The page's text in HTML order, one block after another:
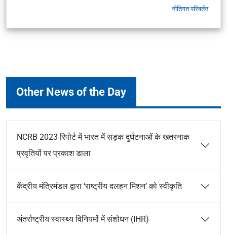
नीतिगत परिवर्तन
Other News of the Day
NCRB 2023 रिपोर्ट में भारत में सड़क दुर्घटनाओं के खतरनाक
प्रवृतियों पर प्रकाश डाला
केंद्रीय मंत्रिमंडल द्वारा ‘राष्ट्रीय दलहन मिशन’ को स्वीकृति
अंतर्राष्ट्रीय स्वास्थ्य विनियमों में संशोधन (IHR)